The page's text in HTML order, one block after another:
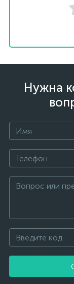
Нужна